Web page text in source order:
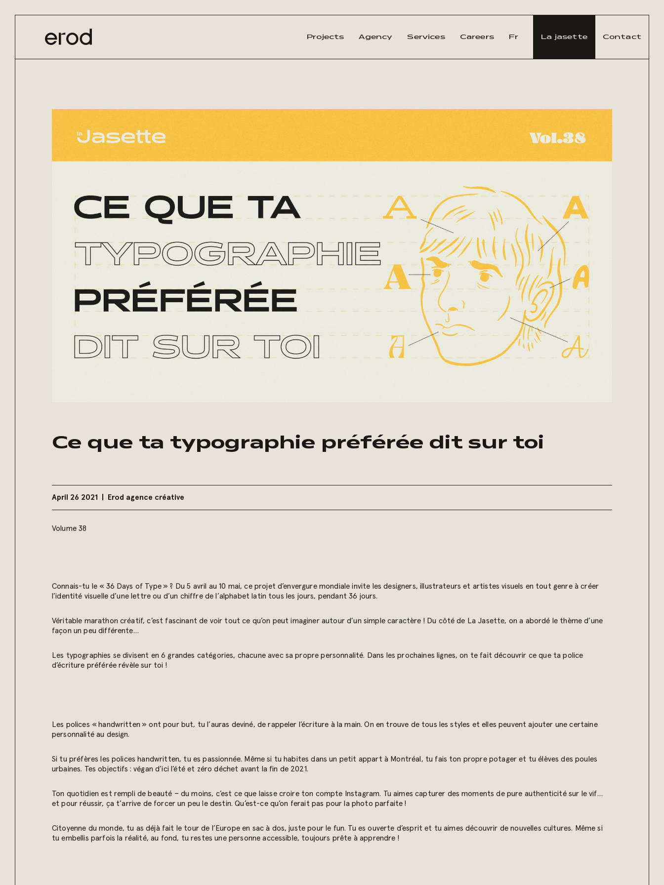
Projects Agency Services Careers Fr La jasette Contact
Ce que ta typographie préférée dit sur toi
April 26 2021 Erod agence créative
Volume 38
Connais-tu le « 36 Days of Type » ? Du 5 avril au 10 mai, ce projet d’envergure mondiale invite les designers, illustrateurs et artistes visuels en tout genre à créer
l’identité visuelle d’une lettre ou d’un chiffre de l’alphabet latin tous les jours, pendant 36 jours.
Véritable marathon créatif, c’est fascinant de voir tout ce qu’on peut imaginer autour d’un simple caractère ! Du côté de La Jasette, on a abordé le thème d’une
façon un peu différente…
Les typographies se divisent en 6 grandes catégories, chacune avec sa propre personnalité. Dans les prochaines lignes, on te fait découvrir ce que ta police
d’écriture préférée révèle sur toi !
Les polices « handwritten » ont pour but, tu l’auras deviné, de rappeler l’écriture à la main. On en trouve de tous les styles et elles peuvent ajouter une certaine
personnalité au design.
Si tu préfères les polices handwritten, tu es passionnée. Même si tu habites dans un petit appart à Montréal, tu fais ton propre potager et tu élèves des poules
urbaines. Tes objectifs : végan d’ici l’été et zéro déchet avant la fin de 2021.
Ton quotidien est rempli de beauté – du moins, c’est ce que laisse croire ton compte Instagram. Tu aimes capturer des moments de pure authenticité sur le vif…
et pour réussir, ça t’arrive de forcer un peu le destin. Qu’est-ce qu’on ferait pas pour la photo parfaite !
Citoyenne du monde, tu as déjà fait le tour de l’Europe en sac à dos, juste pour le fun. Tu es ouverte d’esprit et tu aimes découvrir de nouvelles cultures. Même si
tu embellis parfois la réalité, au fond, tu restes une personne accessible, toujours prête à apprendre !